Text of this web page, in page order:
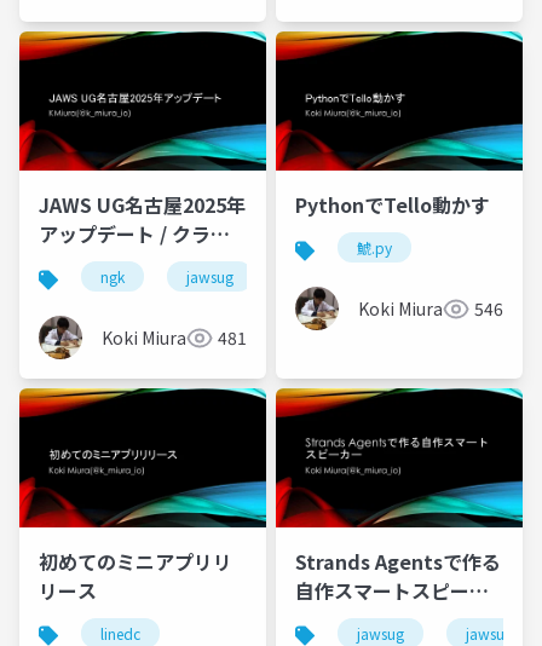
JAWS UG名古屋2025年
アップデート / クラウ
ドネイティブ会議がは
じまるよ
ngk jawsug
Koki Miura 481
PythonでTello動かす
鯱.py
Koki Miura 546
初めてのミニアプリリ
リース
linedc
Strands Agentsで作る
自作スマートスピーカ
ー
jawsug